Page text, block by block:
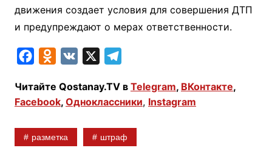
движения создает условия для совершения ДТП
и предупреждают о мерах ответственности.
c
e
o
n
o
l
l
e
r
Читайте Qostanay.TV в Telegram, ВКонтакте,
Facebook, Одноклассники, Instagram
разметка штраф